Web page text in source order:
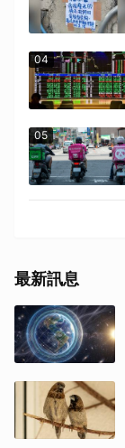
04
05
最新訊息